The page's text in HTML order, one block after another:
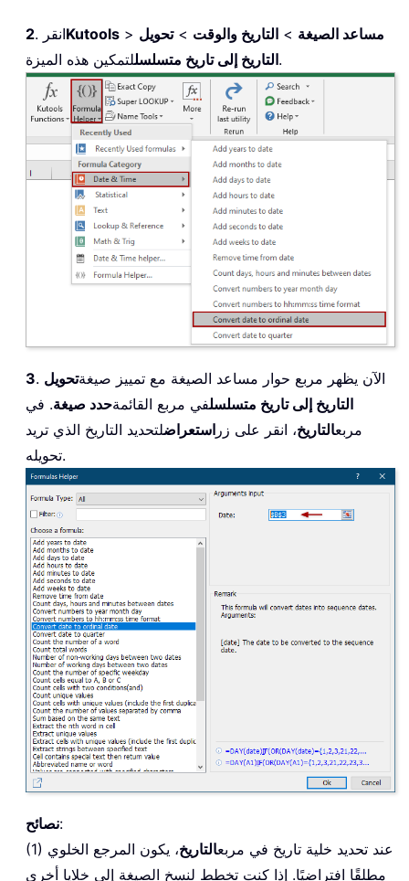
2 . انقرKutools > مساعد الصيغة > التاريخ والوقت >تحويل
التاريخ إلى تاريخ متسلسللتمكين هذه الميزة.
3 . الآن يظهر مربع حوار مساعد الصيغة مع تمييز صيغةتحويل
التاريخ إلى تاريخ متسلسلفي مربع القائمةحدد صيغة. في
مربعالتاريخ، انقر على زر استعراضلتحديد التاريخ الذي تريد
تحويله.
نصائح:
(1) عند تحديد خلية تاريخ في مربعالتاريخ، يكون المرجع الخلوي
مطلقًا افتراضيًا. إذا كنت تخطط لنسخ الصيغة إلى خلايا أخرى